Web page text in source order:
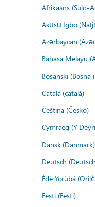
Afrikaans (Suid-
Asụsụ Igbo
Azərbaycan
Bahasa Melayu
Bosanski (Bosna
Català (català)
Čeština (Česko)
Cymraeg (Y
Dansk (Danmark)
Deutsch
Èdè Yorùbá
Eesti (Eesti)